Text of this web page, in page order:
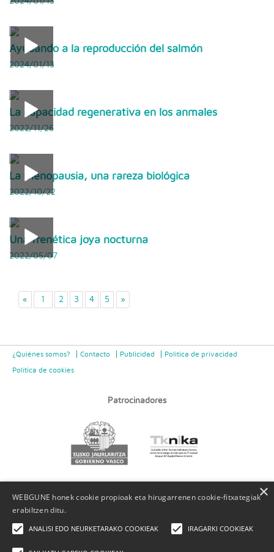
Ayudando a la reproducción del salmón
2024/01/13
La capacidad regenerativa en los anmales
2022/11/26
La menopausia, una rareza biológica
2022/10/22
Una frenética joya nocturna
2022/05/07
« 1 2 3 4 5 »
¿Quiénes somos? Contacto Publicidad Politica de privacidad
Política de cookies
Patrocinadores
WEBGUNE honek cookie propioak eta hirugarrenen cookie-fitxategiak
erabiltzen ditu.
ANALISI EDO NEURKETARAKO COOKIEAK IRAGARKI COOKIEAK
×